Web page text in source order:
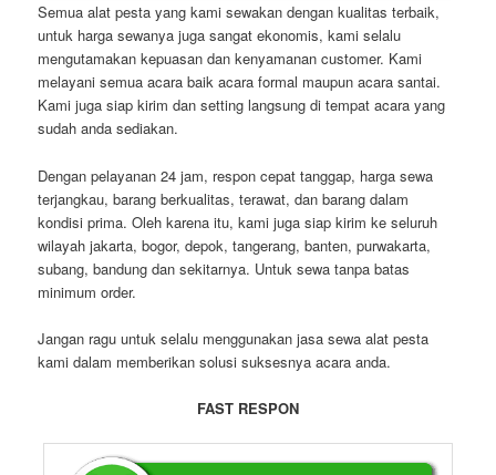
Semua alat pesta yang kami sewakan dengan kualitas terbaik,
untuk harga sewanya juga sangat ekonomis, kami selalu
mengutamakan kepuasan dan kenyamanan customer. Kami
melayani semua acara baik acara formal maupun acara santai.
Kami juga siap kirim dan setting langsung di tempat acara yang
sudah anda sediakan.
Dengan pelayanan 24 jam, respon cepat tanggap, harga sewa
terjangkau, barang berkualitas, terawat, dan barang dalam
kondisi prima. Oleh karena itu, kami juga siap kirim ke seluruh
wilayah jakarta, bogor, depok, tangerang, banten, purwakarta,
subang, bandung dan sekitarnya. Untuk sewa tanpa batas
minimum order.
Jangan ragu untuk selalu menggunakan jasa sewa alat pesta
kami dalam memberikan solusi suksesnya acara anda.
FAST RESPON